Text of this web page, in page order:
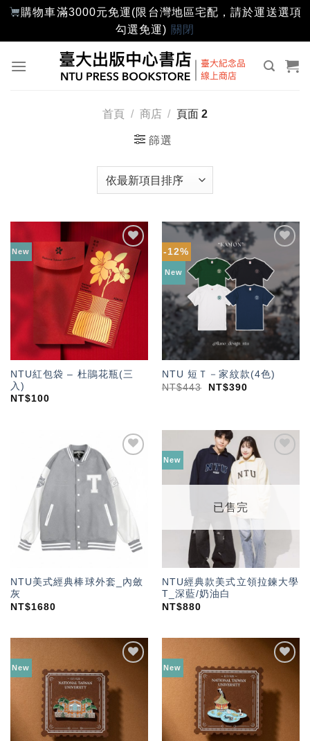
購物車滿3000元免運(限台灣地區宅配，請於運送選項
勾選免運) 關閉
首頁 / 商店 / 頁面 2
篩選
New
加入
「願
望輕
單」
NTU紅包袋 – 杜鵑花瓶(三
入)
NT$100
-12%
New
望輕
單」
NTU 短Ｔ－家紋款(4色)
NT$443 NT$390
NTU美式經典棒球外套_內斂
灰
NT$1680
New
望輕
已售完
NTU經典款美式立領拉鍊大學
T_深藍/奶油白
NT$880
New New
望輕